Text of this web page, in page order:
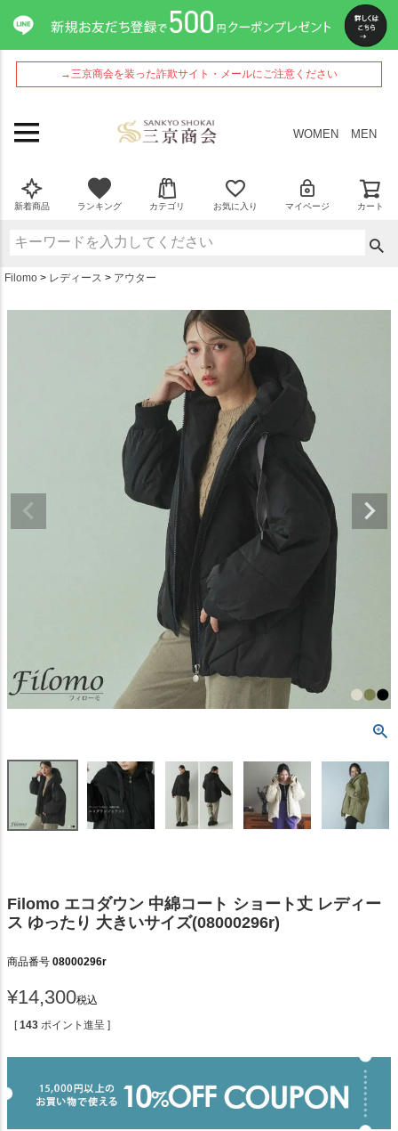
→三京商会を装った詐欺サイト・メールにご注意ください
WOMEN MEN
新着商品 ランキング カテゴリ お気に入り マイページ カート
Filomo レディース アウター
Filomo エコダウン 中綿コート ショート丈 レディー
ス ゆったり 大きいサイズ(08000296r)
商品番号 08000296r
¥14,300税込
[ 143 ポイント進呈 ]
ペー
ジト
ップ
へ